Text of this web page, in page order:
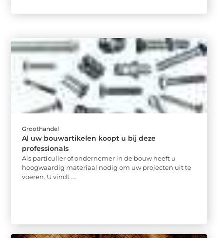
Groothandel
Al uw bouwartikelen koopt u bij deze
professionals
Als particulier of ondernemer in de bouw heeft u
hoogwaardig materiaal nodig om uw projecten uit te
voeren. U vindt ...